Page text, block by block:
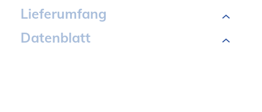
Lieferumfang
Datenblatt